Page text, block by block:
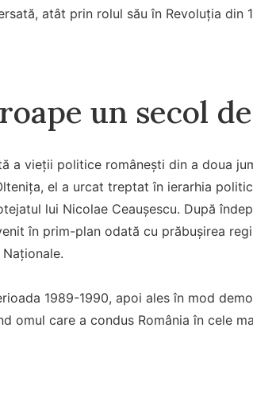
atât prin rolul său în Revoluția din
un secol
a vieții politice românești din a doua
el a urcat treptat în ierarhia
lui Nicolae Ceaușescu. După
în prim-plan odată cu prăbușirea
1989-1990, apoi ales în mod
omul care a condus România în cele